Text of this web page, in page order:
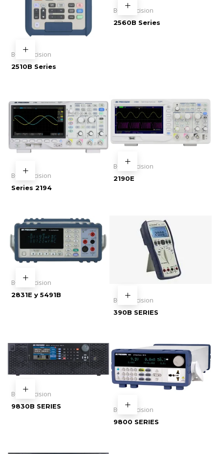
B+K Precision
2510B Series
B+K Precision
2560B Series
B+K Precision
Series 2194
B+K Precision
2190E
B+K Precision
2831E y 5491B
B+K Precision
390B SERIES
B+K Precision
9830B SERIES B+K Precision
9800 SERIES